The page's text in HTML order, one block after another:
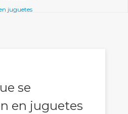
juguetes
se
en juguetes